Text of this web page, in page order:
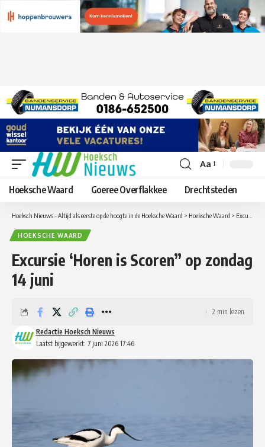
Lettergrootte
aanpassen
Aa
Hoeksche Waard Goeree Overflakkee Drechtsteden
Hoeksch Nieuws – Altijd als eerste op de hoogte in de Hoeksche Waard > Hoeksche Waard > Excursie ‘Horen is Scoren” op zondag 14 juni
HOEKSCHE WAARD
Excursie ‘Horen is Scoren” op zondag
14 juni
Laatst bijgewerkt: 7 juni 2026 17:46
Redactie Hoeksch Nieuws
2 min lezen